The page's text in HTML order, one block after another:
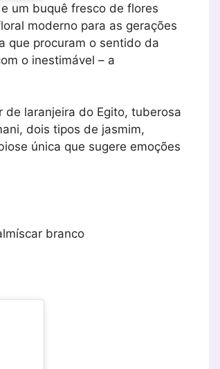
um buquê fresco de flores
moderno para as gerações
que procuram o sentido da
o inestimável – a
laranjeira do Egito, tuberosa
dois tipos de jasmim,
única que sugere emoções
branco